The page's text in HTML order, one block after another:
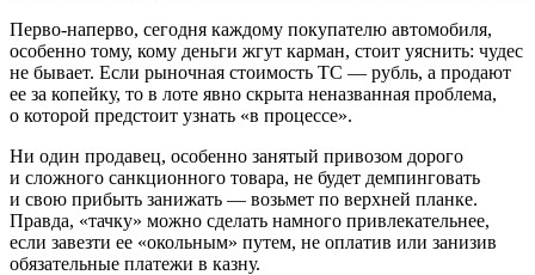
Перво-наперво, сегодня каждому покупателю автомобиля,
особенно тому, кому деньги жгут карман, стоит уяснить: чудес
не бывает. Если рыночная стоимость ТС — рубль, а продают
ее за копейку, то в лоте явно скрыта неназванная проблема,
о которой предстоит узнать «в процессе».
Ни один продавец, особенно занятый привозом дорого
и сложного санкционного товара, не будет демпинговать
и свою прибыть занижать — возьмет по верхней планке.
Правда, «тачку» можно сделать намного привлекательнее,
если завезти ее «окольным» путем, не оплатив или занизив
обязательные платежи в казну.